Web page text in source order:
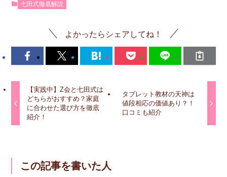
七田式徹底解説
よかったらシェアしてね！
【実践中】Z会と七田式は
どちらがおすすめ？家庭
に合わせた選び方を徹底
紹介！
タブレット教材の天神は
値段相応の価値あり？！
口コミも紹介
この記事を書いた人